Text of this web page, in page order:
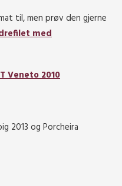
til, men prøv den gjerne
med
Veneto 2010
2013 og Porcheira